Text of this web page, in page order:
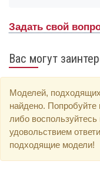
Задать свой
Вас могут
Моделей,
найдено. Попробуйте
либо
удовольствием
подходящие модели!